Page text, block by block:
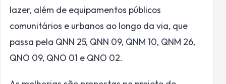
lazer, além de equipamentos públicos
comunitários e urbanos ao longo da via, que
passa pela QNN 25, QNN 09, QNM 10, QNM 26,
QNO 09, QNO 01 e QNO 02.